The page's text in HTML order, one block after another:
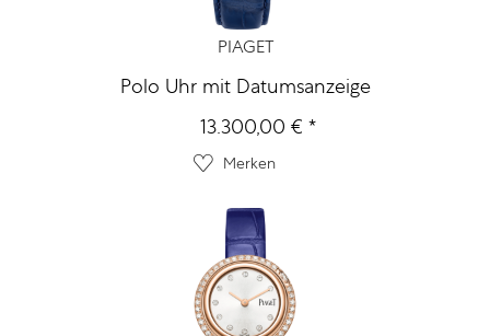
PIAGET
Polo Uhr mit Datumsanzeige
13.300,00 € *
Merken